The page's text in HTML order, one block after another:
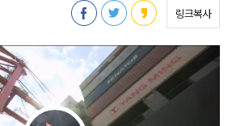
링크복사